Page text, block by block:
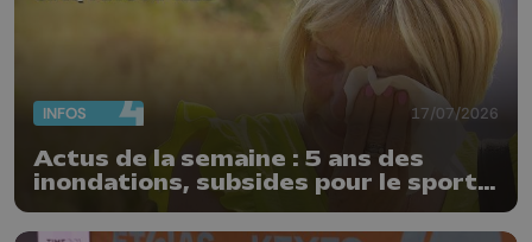
INFOS 17/07/2026
Actus de la semaine : 5 ans des
inondations, subsides pour le sport
et feu d'artifice